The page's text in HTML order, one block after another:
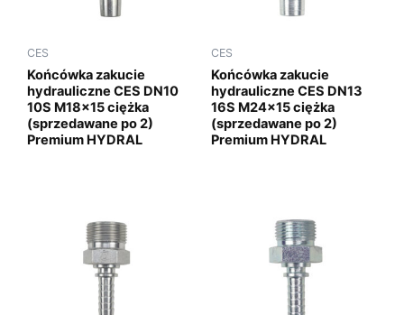
CES
Końcówka zakucie
hydrauliczne CES DN10
10S M18x15 ciężka
(sprzedawane po 2)
Premium HYDRAL
CES
Końcówka zakucie
hydrauliczne CES DN13
16S M24x15 ciężka
(sprzedawane po 2)
Premium HYDRAL